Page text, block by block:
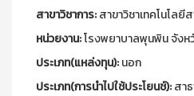
สาขาวิชาการ:สาขาวิชาเทคโนโลยี
หน่วยงาน:โรงพยาบาลพุนพิน จัง
ประเภท(แหล่งทุน):นอก
ประเภท(การนำไปใช้ประโยนช์):สา